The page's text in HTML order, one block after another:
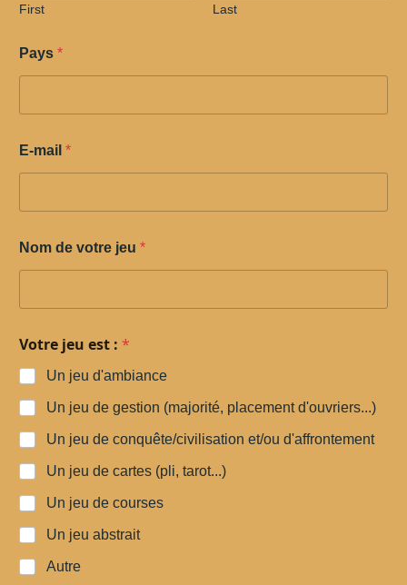
First Last
Pays *
E-mail *
Nom de votre jeu *
Votre jeu est : *
Un jeu d'ambiance
Un jeu de gestion (majorité, placement d'ouvriers...)
Un jeu de conquête/civilisation et/ou d'affrontement
Un jeu de cartes (pli, tarot...)
Un jeu de courses
Un jeu abstrait
Autre